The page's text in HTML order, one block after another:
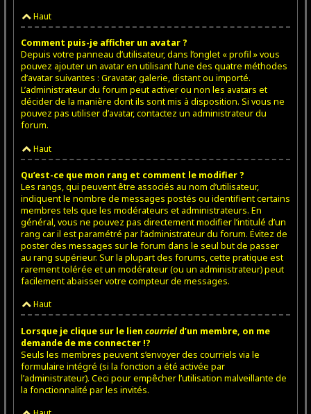
Haut
Comment puis-je afficher un avatar ?
Depuis votre panneau d’utilisateur, dans l’onglet « profil » vous
pouvez ajouter un avatar en utilisant l’une des quatre méthodes
d’avatar suivantes : Gravatar, galerie, distant ou importé.
L’administrateur du forum peut activer ou non les avatars et
décider de la manière dont ils sont mis à disposition. Si vous ne
pouvez pas utiliser d’avatar, contactez un administrateur du
forum.
Haut
Qu’est-ce que mon rang et comment le modifier ?
Les rangs, qui peuvent être associés au nom d’utilisateur,
indiquent le nombre de messages postés ou identifient certains
membres tels que les modérateurs et administrateurs. En
général, vous ne pouvez pas directement modifier l’intitulé d’un
rang car il est paramétré par l’administrateur du forum. Évitez de
poster des messages sur le forum dans le seul but de passer
au rang supérieur. Sur la plupart des forums, cette pratique est
rarement tolérée et un modérateur (ou un administrateur) peut
facilement abaisser votre compteur de messages.
Haut
Lorsque je clique sur le lien courriel d’un membre, on me
demande de me connecter !?
Seuls les membres peuvent s’envoyer des courriels via le
formulaire intégré (si la fonction a été activée par
l’administrateur). Ceci pour empêcher l’utilisation malveillante de
la fonctionnalité par les invités.